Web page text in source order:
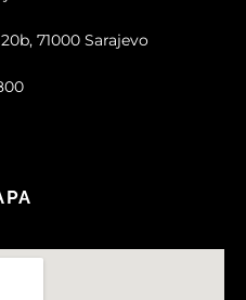
71000 Sarajevo